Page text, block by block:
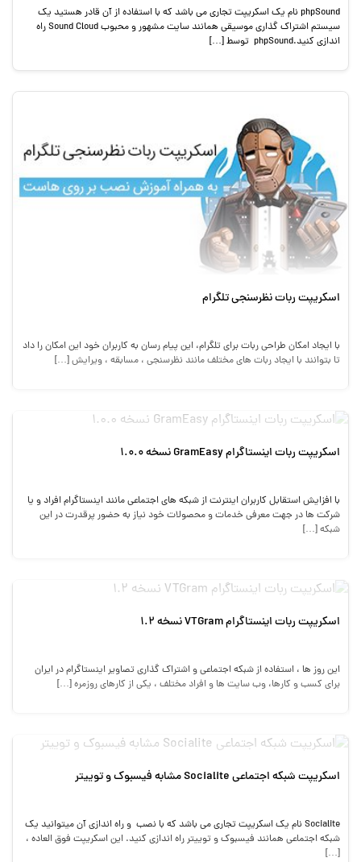
phpSound نام یک اسکریپت تجاری می باشد که با استفاده از آن قادر هستید یک
سیستم اشتراک گذاری موسیقی همانند سایت مشهور و محبوب Sound Cloud راه
اندازی کنید.phpSound توسط […]
اسکریپت ربات نظرسنجی تلگرام
با ایجاد امکان طراحی ربات برای تلگرام، این پیام رسان به کاربران خود این امکان را داد
تا بتوانند با ایجاد ربات های مختلف مانند نظرسنجی ، مسابقه ، ویرایش […]
اسکریپت ربات اینستاگرام GramEasy نسخه 1.0.0
با افزایش استقابل کاربران اینترنت از شبکه های اجتماعی مانند اینستاگرام افراد و یا
شرکت ها در جهت معرفی خدمات و محصولات خود نیاز به حضور پرقدرت در این
شبکه […]
اسکریپت ربات اینستاگرام VTGram نسخه 1.2
این روز ها ، استفاده از شبکه اجتماعی و اشتراک گذاری تصاویر اینستاگرام در ایران
برای کسب و کارها، وب سایت ها و افراد مختلف ، یکی از کارهای روزمره […]
اسکریپت شبکه اجتماعی Socialite مشابه فیسبوک و توییتر
Socialite نام یک اسکریپت تجاری می باشد که با نصب و راه اندازی آن میتوانید یک
شبکه اجتماعی همانند فیسبوک و توییتر راه اندازی کنید. این اسکریپت فوق العاده ،
[…]